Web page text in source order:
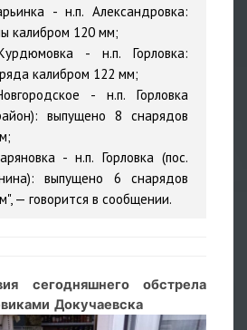
- н.п. Александровка:
калибром 120 мм;
- н.п. Горловка:
калибром 122 мм;
- н.п. Горловка
выпущено 8 снарядов
- н.п. Горловка (пос.
выпущено 6 снарядов
— говорится в сообщении.
сегодняшнего обстрела
Докучаевска